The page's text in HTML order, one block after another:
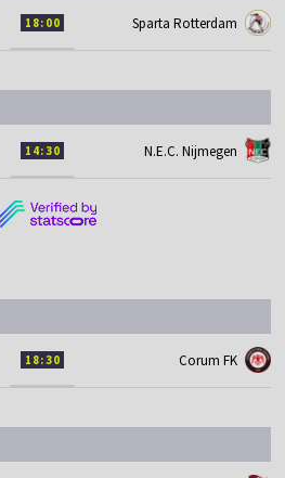
18:00 Sparta Rotterdam
14:30 N.E.C. Nijmegen
18:30 Corum FK